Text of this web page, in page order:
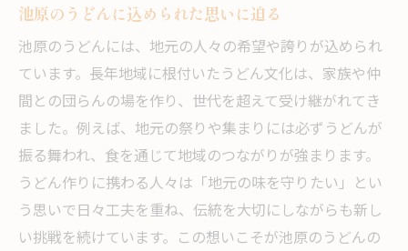
家族と楽しむ池原流うどんのすすめ
家族で味わう池原うどんの楽しみ方を紹介
子どもにも人気の池原流うどん体験記
家族団らんにぴったりなうどん店の選び方
うどんを囲む食卓で生まれる笑顔と希望
池原流うどんで家族の思い出をつくろう
世代を超えて楽しめるうどんの魅力解説
うどんを通じて感じる池原の温もり
池原のうどんに込められた思いに迫る
池原のうどんには、地元の人々の希望や誇りが込められ
ています。長年地域に根付いたうどん文化は、家族や仲
間との団らんの場を作り、世代を超えて受け継がれてき
ました。例えば、地元の祭りや集まりには必ずうどんが
振る舞われ、食を通じて地域のつながりが強まります。
うどん作りに携わる人々は「地元の味を守りたい」とい
う思いで日々工夫を重ね、伝統を大切にしながらも新し
い挑戦を続けています。この想いこそが池原のうどんの